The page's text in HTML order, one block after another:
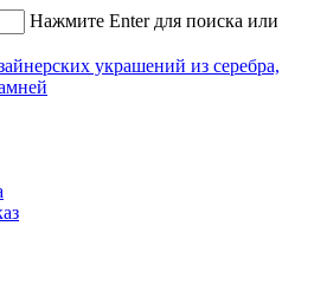
Нажмите Enter для поиска или